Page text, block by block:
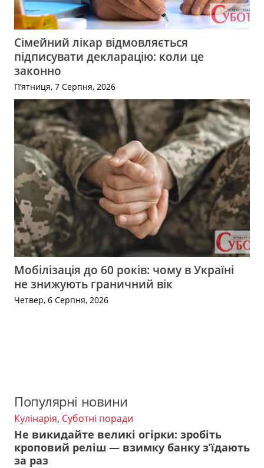
Сімейний лікар відмовляється
підписувати декларацію: коли це
законно
П’ятниця, 7 Серпня, 2026
Мобілізація до 60 років: чому в Україні
не знижують граничний вік
Четвер, 6 Серпня, 2026
Популярні новини
Кулінарія, Суботні поради
Не викидайте великі огірки: зробіть
кроповий реліш — взимку банку з’їдають
за раз